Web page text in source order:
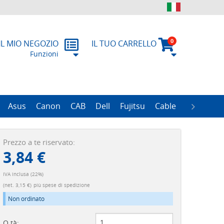
IL TUO CARRELLO 0
MIO NEGOZIO
Funzioni
RMA
Asus Canon CAB Dell Fujitsu Cable Zebra
Prezzo a te riservato:
3,84 €
IVA inclusa (22%)
(net. 3,15 €) più spese di spedizione
Non ordinato